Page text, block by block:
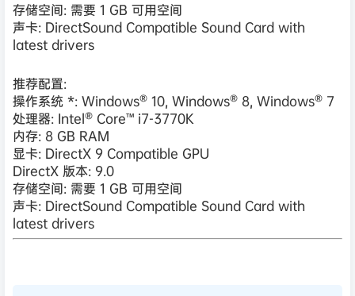
存储空间: 需要 1 GB 可用空间
声卡: DirectSound Compatible Sound Card with
latest drivers
推荐配置:
操作系统 *: Windows® 10, Windows® 8, Windows® 7
处理器: Intel® Core™ i7-3770K
内存: 8 GB RAM
显卡: DirectX 9 Compatible GPU
DirectX 版本: 9.0
存储空间: 需要 1 GB 可用空间
声卡: DirectSound Compatible Sound Card with
latest drivers